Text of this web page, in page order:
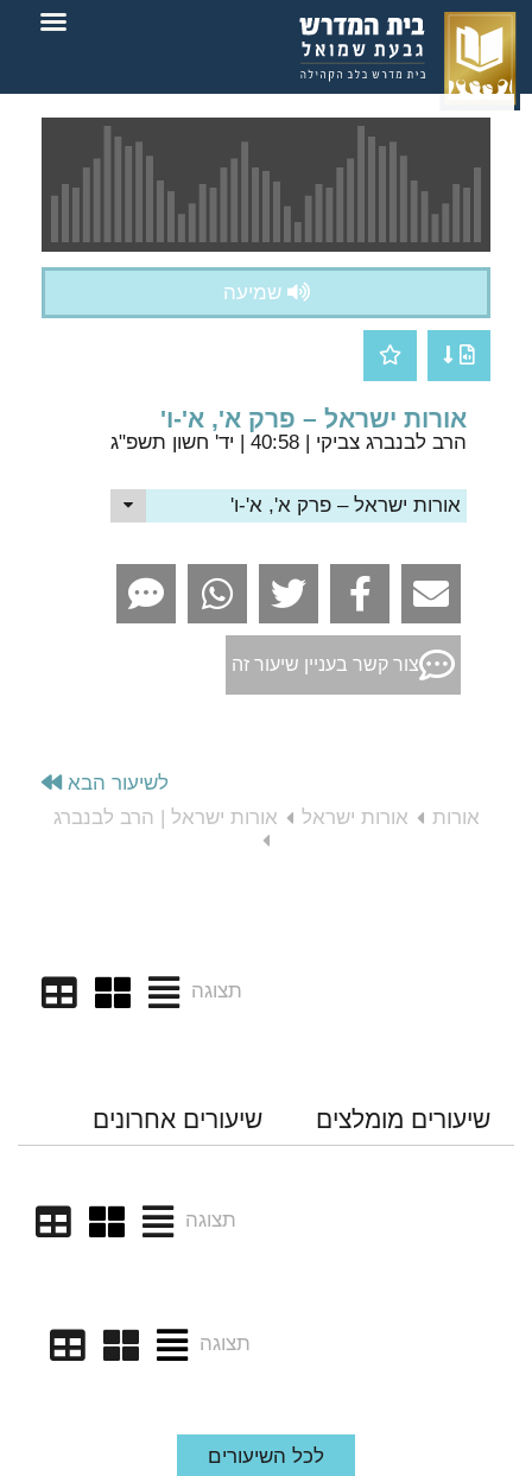
שמיעה
אורות ישראל – פרק א', א'-ו'
הרב לבנברג צביקי | 40:58 | יד' חשון תשפ"ג
אורות ישראל – פרק א', א'-ו'
צור קשר בעניין שיעור זה
לשיעור הבא
אורות
אורות ישראל אורות ישראל | הרב לבנברג
תצוגה
שיעורים מומלצים שיעורים אחרונים
תצוגה
תצוגה
לכל השיעורים